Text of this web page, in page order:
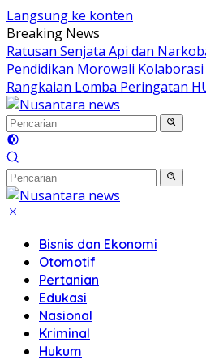
Langsung ke konten
Breaking News
Ratusan Senjata Api dan
Pendidikan Morowali
Rangkaian Lomba Peringatan
Bisnis dan Ekonomi
Otomotif
Pertanian
Edukasi
Nasional
Kriminal
Hukum